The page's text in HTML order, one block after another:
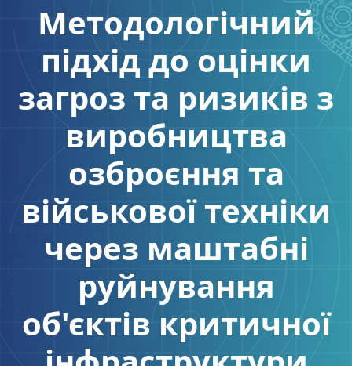
Методологічний
підхід до оцінки
загроз та ризиків з
виробництва
озброєння та
військової техніки
через маштабні
руйнування
об'єктів критичної